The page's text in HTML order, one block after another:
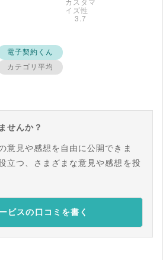
電子契約くん
カテゴリ平均
せんか？
意見や感想を自由に公開できま
立つ、さまざまな意見や感想を投
ビスの口コミを書く